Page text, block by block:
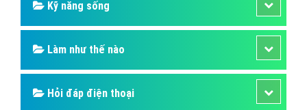
Kỹ năng sống
Làm như thế nào
Hỏi đáp điện thoại